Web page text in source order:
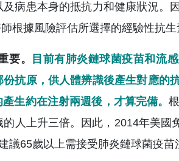
病患本身的抵抗力和健康狀況。
根據風險評估所選擇的經驗性抗生
要。
目前有肺炎鏈球菌疫苗和流
抗原，供人體辨識後產生對應的
生約在注射兩週後，才算完備。
人上升三倍。因此，2014年美國
65歲以上需接受肺炎鏈球菌疫苗